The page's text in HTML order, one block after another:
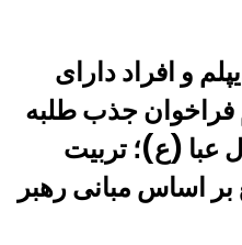
و افراد دارای
فراخوان جذب طلبه
عبا (ع)؛ تربیت
اساس مبانی رهبر